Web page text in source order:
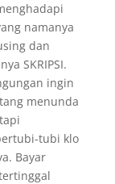
namanya
dan
SKRIPSI.
ingin
menunda
tubi klo
Bayar